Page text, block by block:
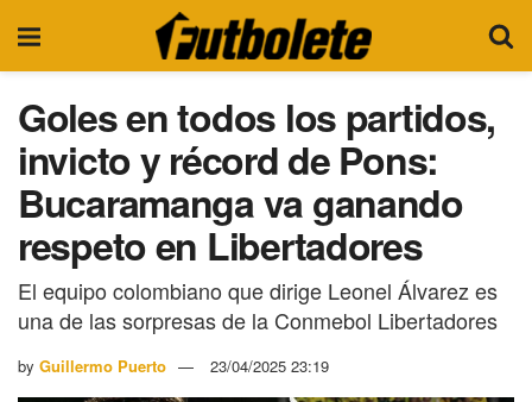
Goles en todos los partidos,
invicto y récord de Pons:
Bucaramanga va ganando
respeto en Libertadores
El equipo colombiano que dirige Leonel Álvarez es
una de las sorpresas de la Conmebol Libertadores
by Guillermo Puerto 23/04/2025 23:19